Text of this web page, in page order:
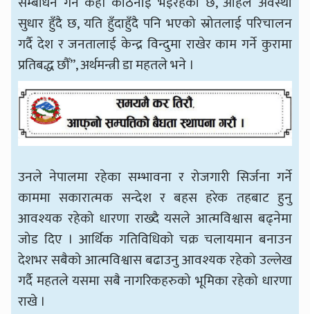
सुधार हुँदै छ, यति हुँदाहुँदै पनि भएको स्रोतलाई परिचालन
गर्दै देश र जनतालाई केन्द्र विन्दुमा राखेर काम गर्ने कुरामा
प्रतिबद्ध छौँ”, अर्थमन्त्री डा महतले भने ।
उनले नेपालमा रहेका सम्भावना र रोजगारी सिर्जना गर्ने
काममा सकारात्मक सन्देश र बहस हरेक तहबाट हुनु
आवश्यक रहेको धारणा राख्दै यसले आत्मविश्वास बढ्नेमा
जोड दिए । आर्थिक गतिविधिको चक्र चलायमान बनाउन
देशभर सबैको आत्मविश्वास बढाउनु आवश्यक रहेको उल्लेख
गर्दै महतले यसमा सबै नागरिकहरुको भूमिका रहेको धारणा
राखे ।